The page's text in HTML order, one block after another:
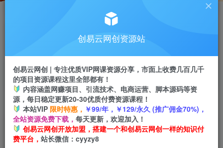
研究探讨更多创业项目路子。
会员专属推广链接
挂机 项目
脚本卡密
APP下载
GO
首页 创业课程 会员专属 正文
（8245期）抖音小店-全套课程，从0-1小白快速入
门，选品，打爆店铺（131节课）
创易云网创资源站
创易云网创 | 专注优质VIP网课资源分享，市面上收费几百几千
的项目资源课程这里全部都有！
内容涵盖网赚项目、引流技术、电商运营、脚本源码等资
源，每日稳定更新20-30优质付费资源课程！
本站VIP 限时特惠， ￥99/年，￥129/永久 (推广佣金70%)，
全站资源免费下载， 每天更新，欢迎加入！
创易云网创开放加盟，搭建一个和创易云网创一样的知识付
费平台， 站长微信：cyyzy8